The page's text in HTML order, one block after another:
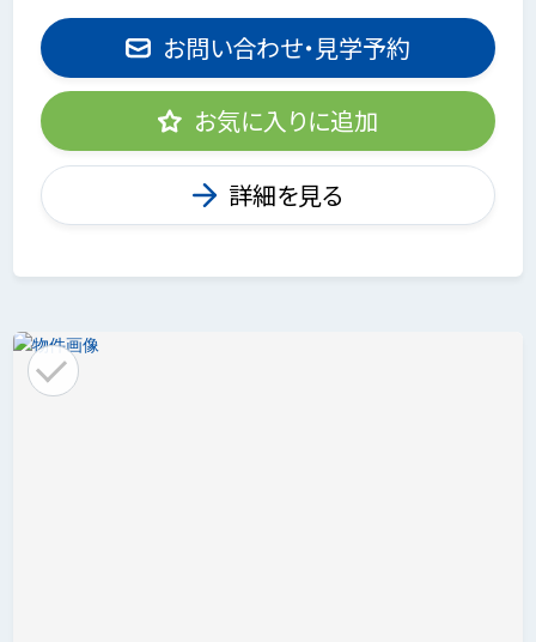
お問い合わせ・見学予約
お気に入りに追加
詳細を見る